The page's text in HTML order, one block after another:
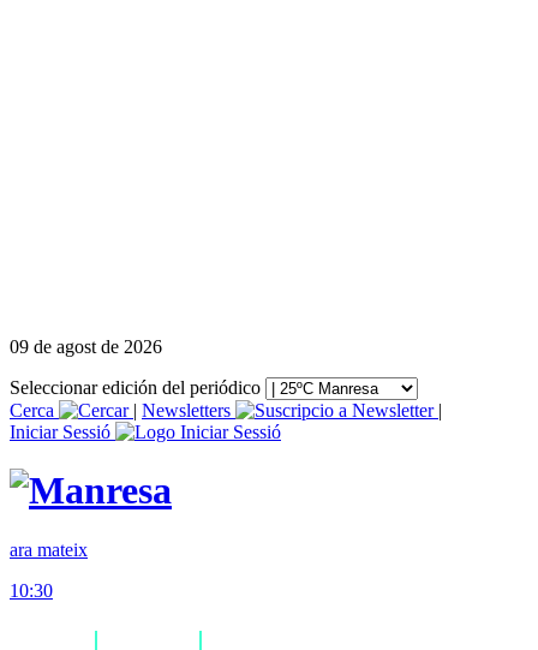
09 de agost de 2026
Seleccionar edición del periódico
Cerca
| Newsletters
|
Iniciar Sessió
ara mateix
10:30